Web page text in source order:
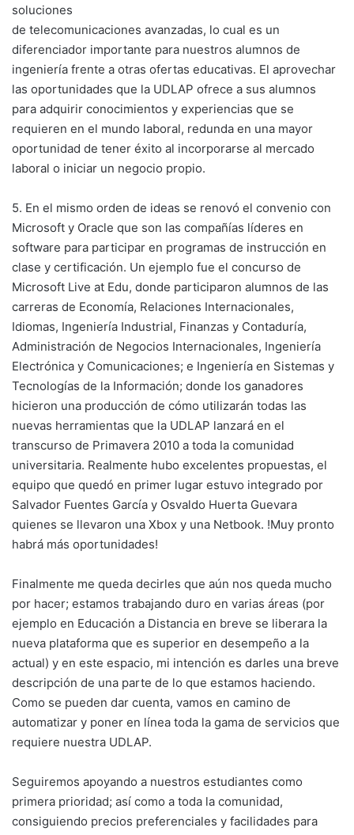
soluciones
de telecomunicaciones avanzadas, lo cual es un
diferenciador importante para nuestros alumnos de
ingeniería frente a otras ofertas educativas. El aprovechar
las oportunidades que la UDLAP ofrece a sus alumnos
para adquirir conocimientos y experiencias que se
requieren en el mundo laboral, redunda en una mayor
oportunidad de tener éxito al incorporarse al mercado
laboral o iniciar un negocio propio.
5. En el mismo orden de ideas se renovó el convenio con
Microsoft y Oracle que son las compañías líderes en
software para participar en programas de instrucción en
clase y certificación. Un ejemplo fue el concurso de
Microsoft Live at Edu, donde participaron alumnos de las
carreras de Economía, Relaciones Internacionales,
Idiomas, Ingeniería Industrial, Finanzas y Contaduría,
Administración de Negocios Internacionales, Ingeniería
Electrónica y Comunicaciones; e Ingeniería en Sistemas y
Tecnologías de la Información; donde los ganadores
hicieron una producción de cómo utilizarán todas las
nuevas herramientas que la UDLAP lanzará en el
transcurso de Primavera 2010 a toda la comunidad
universitaria. Realmente hubo excelentes propuestas, el
equipo que quedó en primer lugar estuvo integrado por
Salvador Fuentes García y Osvaldo Huerta Guevara
quienes se llevaron una Xbox y una Netbook. !Muy pronto
habrá más oportunidades!
Finalmente me queda decirles que aún nos queda mucho
por hacer; estamos trabajando duro en varias áreas (por
ejemplo en Educación a Distancia en breve se liberara la
nueva plataforma que es superior en desempeño a la
actual) y en este espacio, mi intención es darles una breve
descripción de una parte de lo que estamos haciendo.
Como se pueden dar cuenta, vamos en camino de
automatizar y poner en línea toda la gama de servicios que
requiere nuestra UDLAP.
Seguiremos apoyando a nuestros estudiantes como
primera prioridad; así como a toda la comunidad,
consiguiendo precios preferenciales y facilidades para